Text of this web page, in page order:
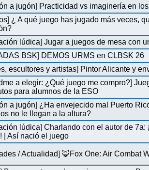
a jugón] Practicidad vs imaginería en
] ¿ A qué juego has jugado más veces,
lúdica]Jugar a juegos de mesa con
BSK] DEMOS URMS en CLBSK 26
escultores y artistas] Pintor Alicante y
a elegir: ¿Qué juego me compro?]
para alumnos de la ESO
a jugón] ¿Ha envejecido mal Puerto
no le llegan a la altura?
lúdica]Charlando con el autor de 7a:
| Así nació el juego
/ Actualidad] 🦊Fox One: Air Combat